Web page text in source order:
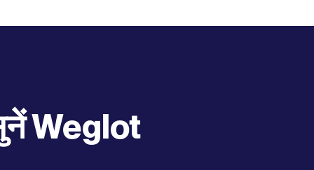
सुनें Weglot